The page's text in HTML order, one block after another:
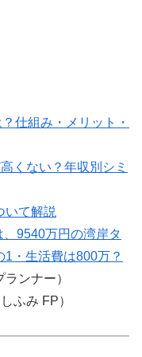
仕組み・メリット・
くない？年収別シミ
いて解説
9540万円の湾岸タ
・生活費は800万？
ンナー）
ふみ FP）